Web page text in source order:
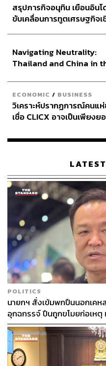
สรุปภารกิจอนุทิน เยือนอินโ
ขับเคลื่อนการทูตเศรษฐกิจเ
Navigating Neutrality:
Thailand and China in
ECONOMIC / BUSINESS
วิเคราะห์ปรากฏการณ์คนแ
เชื่อ CLICX อาจเป็นเพียงย
เรือนไทยที่ถูกซุกไว้
POLITICS
นายกฯ สั่งเข้มพกปืนนอกเคห
อุกฉกรรจ์ ปืนถูกขโมยก่อเหตุ